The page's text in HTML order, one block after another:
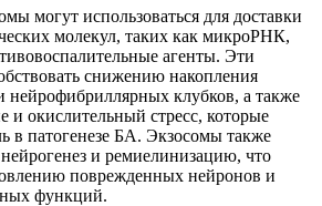
могут использоваться для доставки
молекул, таких как микроРНК,
агенты. Эти
снижению накопления
клубков, а также
и окислительный стресс, которые
в патогенезе БА. Экзосомы также
и ремиелинизацию, что
поврежденных нейронов и
функций.